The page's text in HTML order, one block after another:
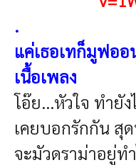
.
แค่เธอเทก็มูฟออ
เนื้อเพลง
โอ๊ย...หัวใจ ทำยัง
เคยบอกรักกัน สุ
จะมัวดราม่าอยู่ท